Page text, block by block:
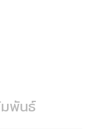
มพันธ์